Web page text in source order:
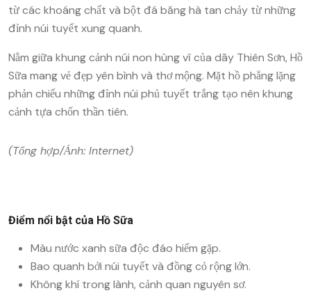
từ các khoáng chất và bột đá băng hà tan chảy từ những
đỉnh núi tuyết xung quanh.
Nằm giữa khung cảnh núi non hùng vĩ của dãy Thiên Sơn, Hồ
Sữa mang vẻ đẹp yên bình và thơ mộng. Mặt hồ phẳng lặng
phản chiếu những đỉnh núi phủ tuyết trắng tạo nên khung
cảnh tựa chốn thần tiên.
(Tổng hợp/Ảnh: Internet)
Điểm nổi bật của Hồ Sữa
Màu nước xanh sữa độc đáo hiếm gặp.
Bao quanh bởi núi tuyết và đồng cỏ rộng lớn.
Không khí trong lành, cảnh quan nguyên sơ.